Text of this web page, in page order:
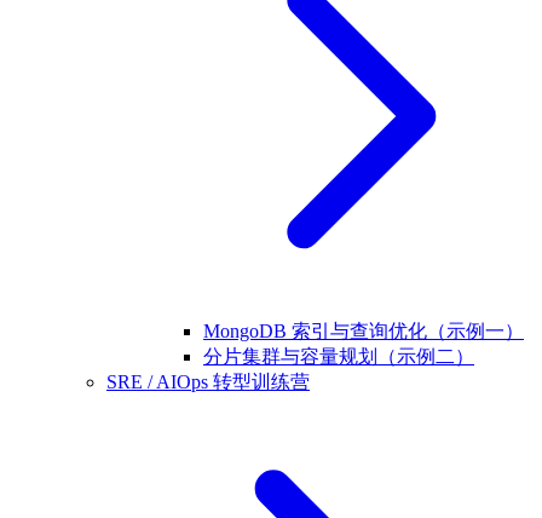
MongoDB 索引与查询优化（示例一）
分片集群与容量规划（示例二）
SRE / AIOps 转型训练营